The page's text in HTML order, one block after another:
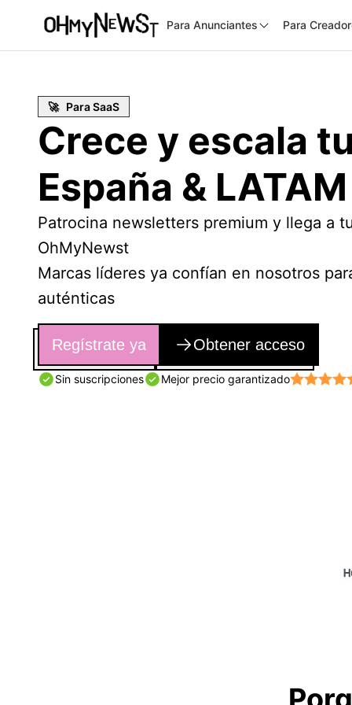
Para Anunciantes Para
🚀 Para SaaS
Crece y escala
España & LATAM
Patrocina newsletters premium y llega a
OhMyNewst
Marcas líderes ya confían en nosotros
auténticas
Regístrate ya Obtener acceso
Sin suscripciones Mejor precio garantizado